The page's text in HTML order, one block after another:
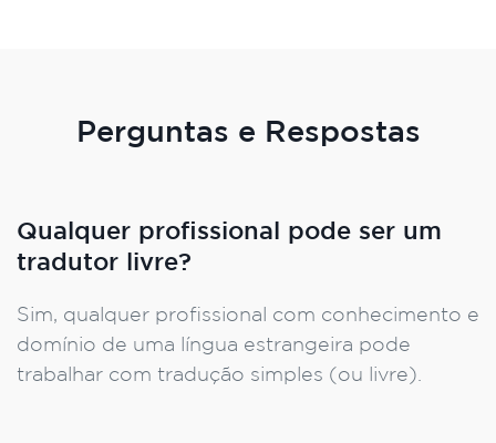
Perguntas e Respostas
Qualquer profissional pode ser um
tradutor livre?
Sim, qualquer profissional com conhecimento e
domínio de uma língua estrangeira pode
trabalhar com tradução simples (ou livre).